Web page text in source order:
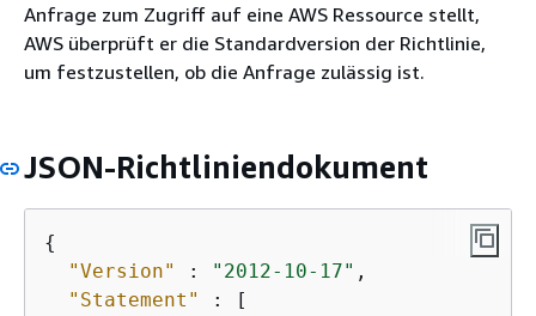
Anfrage zum Zugriff auf eine AWS Ressource stellt,
AWS überprüft er die Standardversion der Richtlinie,
um festzustellen, ob die Anfrage zulässig ist.
JSON-Richtliniendokument
{
"Version"
: "2012-10-17" ,
"Statement"
: [